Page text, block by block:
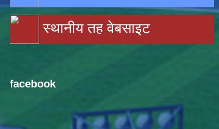
स्थानीय तह वेबसाइट
facebook